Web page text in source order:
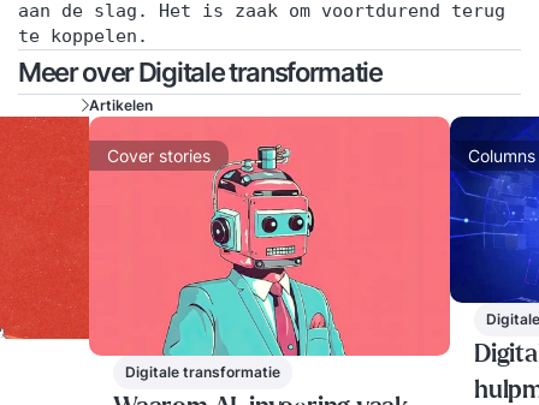
aan de slag. Het is zaak om voortdurend terug
te koppelen.
Meer over Digitale transformatie
Artikelen
Cover stories
Digitale transformatie
Columns